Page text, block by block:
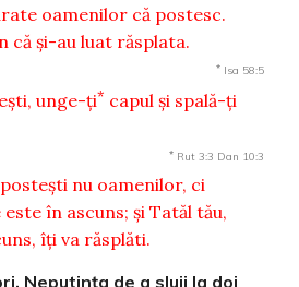
oamenilor că postesc.
că şi-au luat răsplata.
* Isa 58:5
unge-ţi* capul şi spală-ţi
* Rut 3:3 Dan 10:3
nu oamenilor, ci
în ascuns; şi Tatăl tău,
îţi va răsplăti.
Neputinţa de a sluji la doi